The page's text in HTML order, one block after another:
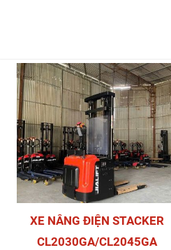
XE NÂNG ĐIỆN STACKER
CL2030GA/CL2045GA